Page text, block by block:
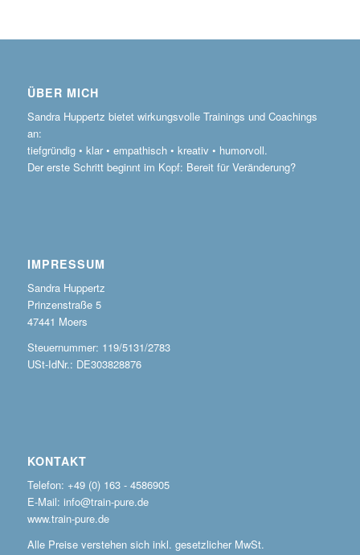
ÜBER MICH
Sandra Huppertz bietet wirkungsvolle Trainings und Coachings
an:
tiefgründig • klar • empathisch • kreativ • humorvoll.
Der erste Schritt beginnt im Kopf: Bereit für Veränderung?
IMPRESSUM
Sandra Huppertz
Prinzenstraße 5
47441 Moers
Steuernummer: 119/5131/2783
USt-IdNr.: DE303828876
KONTAKT
Telefon: +49 (0) 163 - 4586905
E-Mail: info@train-pure.de
www.train-pure.de
Alle Preise verstehen sich inkl. gesetzlicher MwSt.